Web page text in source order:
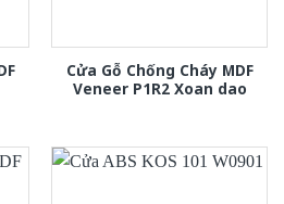
Cửa Gỗ Chống Cháy MDF
Veneer P1R2 Xoan dao